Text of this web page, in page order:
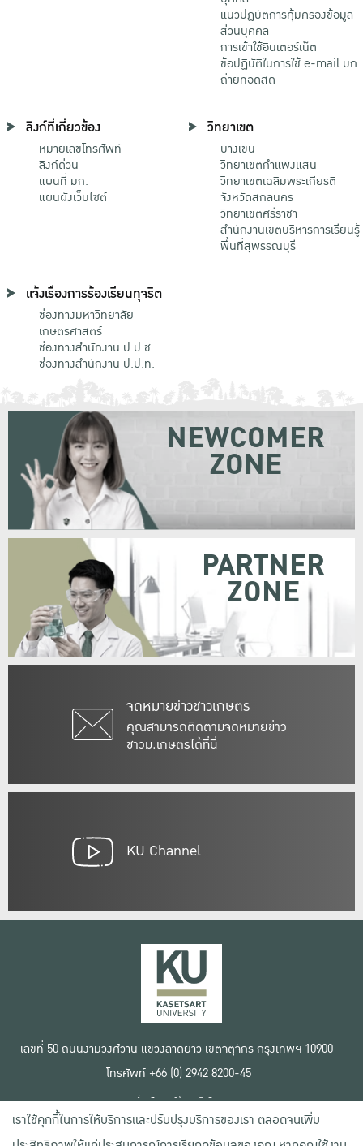
แนวปฏิบัติการคุ้มครองข้อมูล
ส่วนบุคคล
การเข้าใช้อินเตอร์เน็ต
ข้อปฏิบัติในการใช้ e-mail มก.
ถ่ายทอดสด
ลิงก์ที่เกี่ยวข้อง
หมายเลขโทรศัพท์
ลิงก์ด่วน
แผนที่ มก.
แผนผังเว็บไซต์
วิทยาเขต
บางเขน
วิทยาเขตกําแพงแสน
วิทยาเขตเฉลิมพระเกียรติ
จังหวัดสกลนคร
วิทยาเขตศรีราชา
สำนักงานเขตบริหารการเรียนรู้
พื้นที่สุพรรณบุรี
แจ้งเรื่องการร้องเรียนทุจริต
ช่องทางมหาวิทยาลัย
เกษตรศาสตร์
ช่องทางสำนักงาน ป.ป.ช.
ช่องทางสำนักงาน ป.ป.ท.
จดหมายข่าวชาวเกษตร
คุณสามารถติดตามจดหมายข่าว
ชาวม.เกษตรได้ที่นี่
NEWCOMER
ZONE
PARTNER
ZONE
KU Channel
เลขที่ 50 ถนนงามวงศ์วาน แขวงลาดยาว เขตจตุจักร กรุงเทพฯ 10900
โทรศัพท์ +66 (0) 2942 8200-45
เงื่อนไขการใช้งานเว็บไซต์
ข้อตกลงด้านสิทธิ์ใช้งาน
นโยบายความเป็นส่วนตัว
เราใช้คุกกี้ในการให้บริการและปรับปรุงบริการของเรา ตลอดจนเพิ่ม